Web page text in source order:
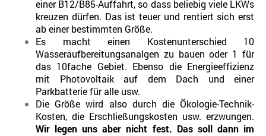
einer B12/B85-Auffahrt, so dass beliebig viele LKWs
kreuzen dürfen. Das ist teuer und rentiert sich erst
ab einer bestimmten Größe.
Es macht einen Kostenunterschied 10
Wasseraufbereitungsanalgen zu bauen oder 1 für
das 10fache Gebiet. Ebenso die Energieeffizienz
mit Photovoltaik auf dem Dach und einer
Parkbatterie für alle usw.
Die Größe wird also durch die Ökologie-Technik-
Kosten, die Erschließungskosten usw. erzwungen.
Wir legen uns aber nicht fest. Das soll dann im